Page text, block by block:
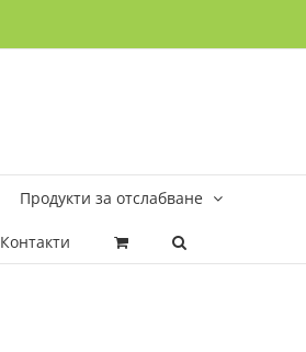
Продукти за отслабване
Контакти